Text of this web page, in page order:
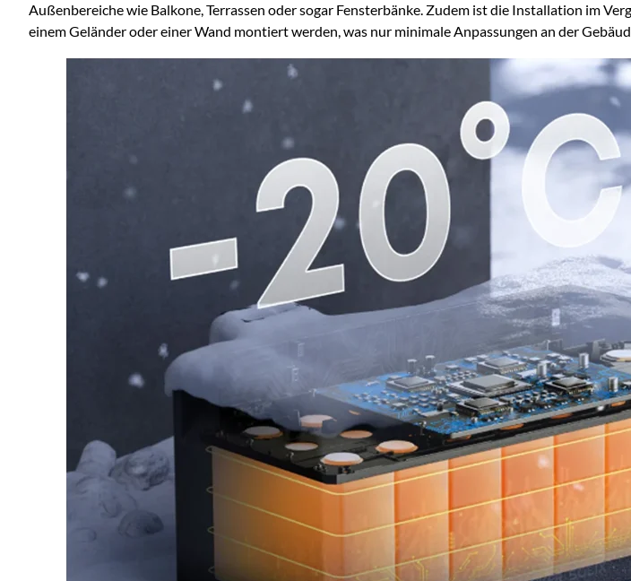
Außenbereiche wie Balkone, Terrassen oder sogar Fensterbänke. Zudem ist die Installation im
einem Geländer oder einer Wand montiert werden, was nur minimale Anpassungen an der